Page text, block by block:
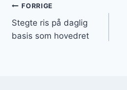
Indlægsnavigation
FORRIGE
Stegte ris på daglig
basis som hovedret